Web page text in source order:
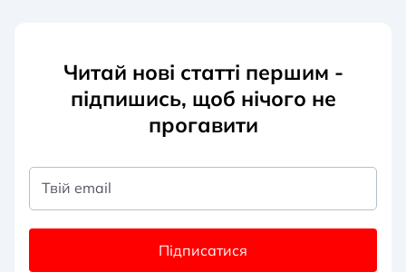
Читай нові статті першим -
підпишись, щоб нічого не
прогавити
Твій email
Підписатися